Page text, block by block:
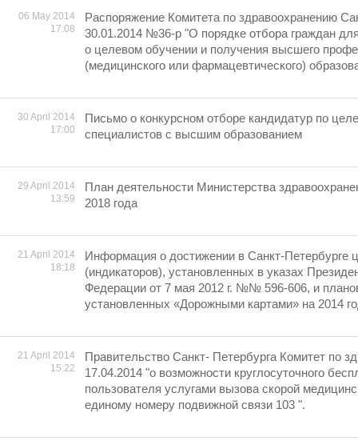
06 May 2014
17:08
Распоряжение Комитета по здравоохранению
30.01.2014 №36-р "О порядке отбора граждан
о целевом обучении и получения высшего
(медицинского или фармацевтического)
30 April 2014
17:00
Письмо о конкурсном отборе кандидатур по
специалистов с высшим образованием
29 April 2014
13:59
План деятельности Министерства
2018 года
21 April 2014
18:18
Информация о достижении в Санкт-Петербурге
(индикаторов), установленных в указах
Федерации от 7 мая 2012 г. №№ 596-606, и
установленных «Дорожными картами» на 2014
21 April 2014
15:22
Правительство Санкт- Петербурга Комитет по
17.04.2014 "о возможности круглосуточного
пользователя услугами вызова скорой
единому номеру подвижной связи 103 ".